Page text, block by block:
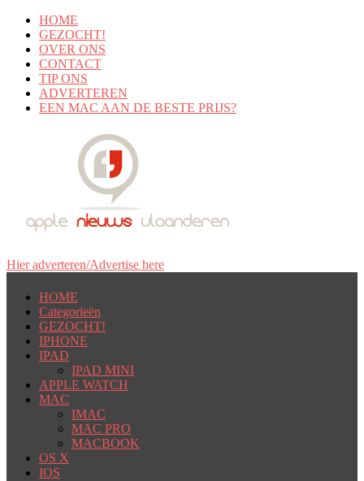
HOME
GEZOCHT!
OVER ONS
CONTACT
TIP ONS
ADVERTEREN
EEN MAC AAN DE BESTE PRIJS?
Hier adverteren/Advertise here
HOME
Categorieën
GEZOCHT!
IPHONE
IPAD
IPAD MINI
APPLE WATCH
MAC
IMAC
MAC PRO
MACBOOK
OS X
IOS